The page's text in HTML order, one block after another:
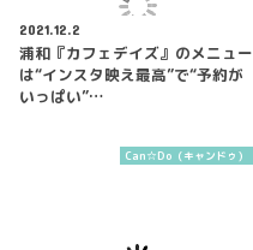
2021.12.2
浦和『カフェデイズ』のメニュー
は“インスタ映え最高”で“予約が
いっぱい”…
Can☆Do（キャンドゥ）